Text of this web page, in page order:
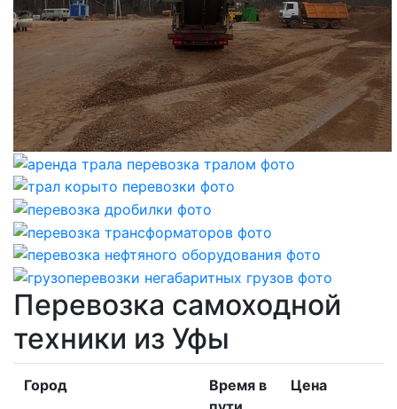
Перевозка самоходной
техники из Уфы
Город
Время в
Цена